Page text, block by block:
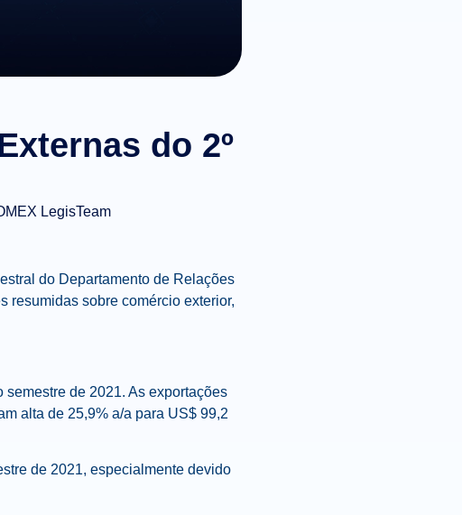
do 2º
LegisTeam
do Departamento de Relações
resumidas sobre comércio exterior,
de 2021. As exportações
alta de 25,9% a/a para US$ 99,2
de 2021, especialmente devido